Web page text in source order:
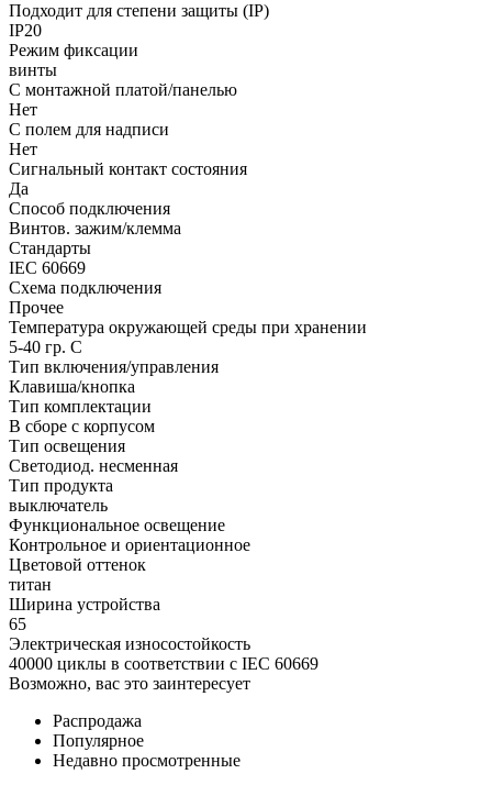
Подходит для степени защиты (IP)
IP20
Режим фиксации
винты
С монтажной платой/панелью
Нет
С полем для надписи
Нет
Сигнальный контакт состояния
Да
Способ подключения
Винтов. зажим/клемма
Стандарты
IEC 60669
Схема подключения
Прочее
Температура окружающей среды при хранении
5-40 гр. C
Тип включения/управления
Клавиша/кнопка
Тип комплектации
В сборе с корпусом
Тип освещения
Светодиод. несменная
Тип продукта
выключатель
Функциональное освещение
Контрольное и ориентационное
Цветовой оттенок
титан
Ширина устройства
65
Электрическая износостойкость
40000 циклы в соответствии с IEC 60669
Возможно, вас это заинтересует
Распродажа
Популярное
Недавно просмотренные